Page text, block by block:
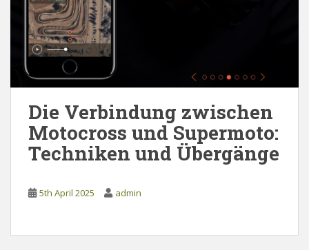
Die Verbindung zwischen
Motocross und Supermoto:
Techniken und Übergänge
5th April 2025 admin